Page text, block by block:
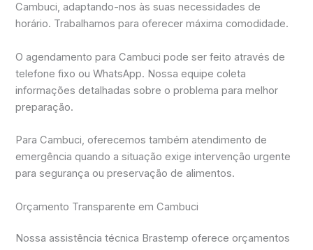
Cambuci, adaptando-nos às suas necessidades de
horário. Trabalhamos para oferecer máxima comodidade.
O agendamento para Cambuci pode ser feito através de
telefone fixo ou WhatsApp. Nossa equipe coleta
informações detalhadas sobre o problema para melhor
preparação.
Para Cambuci, oferecemos também atendimento de
emergência quando a situação exige intervenção urgente
para segurança ou preservação de alimentos.
Orçamento Transparente em Cambuci
Nossa assistência técnica Brastemp oferece orçamentos